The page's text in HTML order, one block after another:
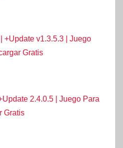
+Update v1.3.5.3 | Juego
Gratis
2.4.0.5 | Juego Para
Gratis